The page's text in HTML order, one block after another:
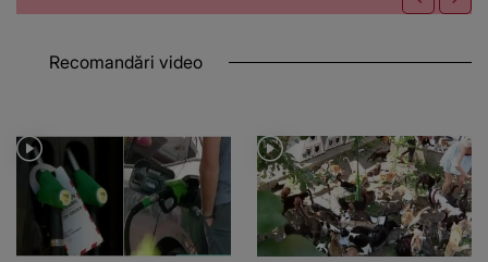
Recomandări video